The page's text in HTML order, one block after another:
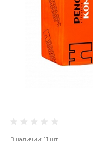
В наличии: 11 шт